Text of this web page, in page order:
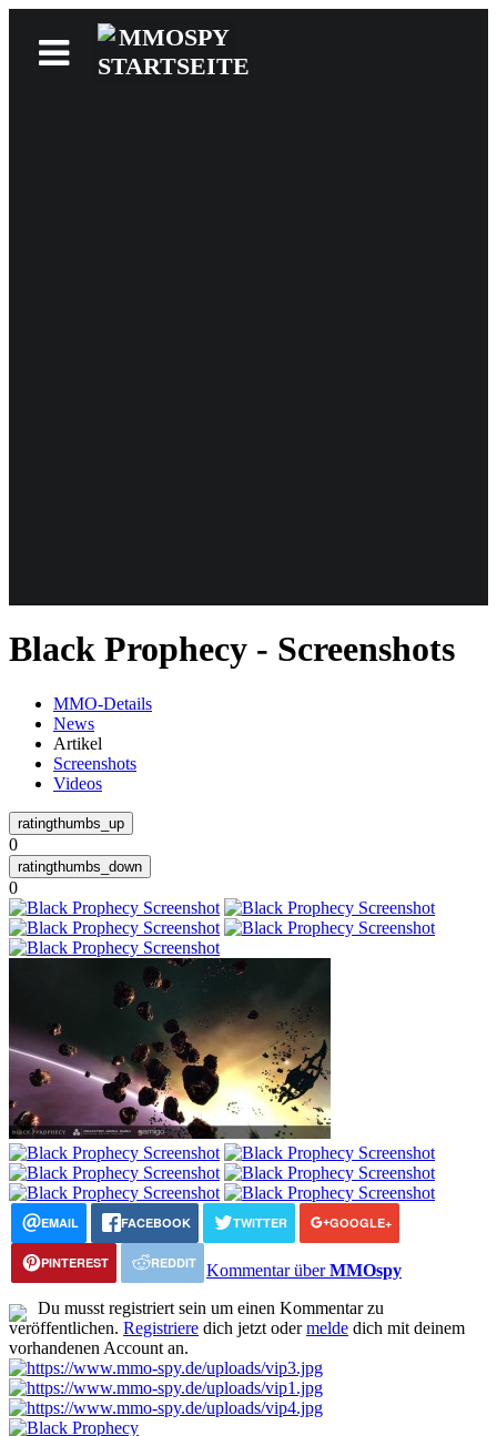
Follow us
Black Prophecy - Screenshots
MMO-Details
News
Artikel
Screenshots
Videos
0
0
EMAIL FACEBOOK TWITTER GOOGLE+
PINTEREST REDDIT Kommentar überMMOspy
Du musst registriert sein um einen Kommentar zu
veröffentlichen. Registriere dich jetzt odermelde dich mit deinem
vorhandenen Account an.